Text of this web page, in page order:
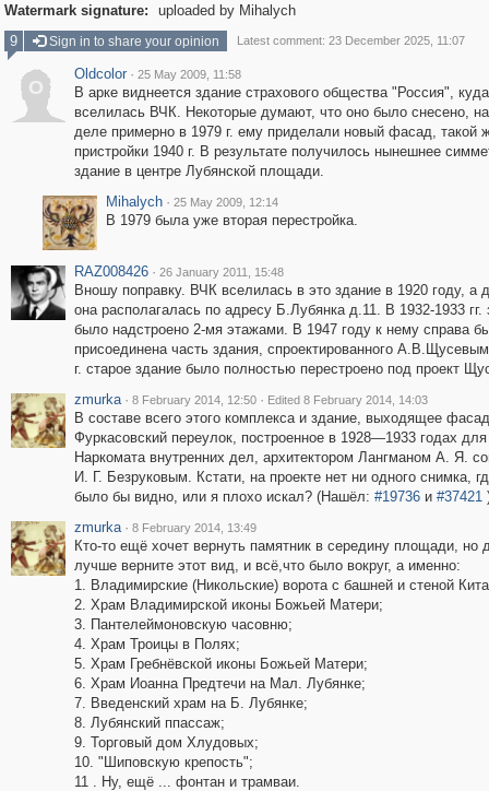
Watermark signature:
uploaded by Mihalych
9
Sign in to share your opinion Latest comment: 23 December 2025, 11:07
O
Oldcolor · 25 May 2009, 11:58
В арке виднеется здание страхового общества "Россия",
вселилась ВЧК. Некоторые думают, что оно было снесено,
деле примерно в 1979 г. ему приделали новый фасад, такой
пристройки 1940 г. В результате получилось нынешнее
здание в центре Лубянской площади.
Mihalych · 25 May 2009, 12:14
В 1979 была уже вторая перестройка.
RAZ008426 · 26 January 2011, 15:48
Вношу поправку. ВЧК вселилась в это здание в 1920 году, а
она располагалась по адресу Б.Лубянка д.11. В 1932-1933 гг.
было надстроено 2-мя этажами. В 1947 году к нему справа
присоединена часть здания, спроектированного
г. старое здание было полностью перестроено под проект
zmurka · 8 February 2014, 12:50 · Edited 8 February 2014, 14:03
В составе всего этого комплекса и здание, выходящее
Фуркасовский переулок, построенное в 1928—1933 годах для
Наркомата внутренних дел, архитектором Лангманом А. Я.
И. Г. Безруковым. Кстати, на проекте нет ни одного снимка,
было бы видно, или я плохо искал? (Нашёл: #19736и #37421
zmurka · 8 February 2014, 13:49
Кто-то ещё хочет вернуть памятник в середину площади, но
лучше верните этот вид, и всё,что было вокруг, а именно:
1. Владимирские (Никольские) ворота с башней и стеной
2. Храм Владимирской иконы Божьей Матери;
3. Пантелеймоновскую часовню;
4. Храм Троицы в Полях;
5. Храм Гребнёвской иконы Божьей Матери;
6. Храм Иоанна Предтечи на Мал. Лубянке;
7. Введенский храм на Б. Лубянке;
8. Лубянский ппассаж;
9. Торговый дом Хлудовых;
10. "Шиповскую крепость";
11 . Ну, ещё ... фонтан и трамваи.